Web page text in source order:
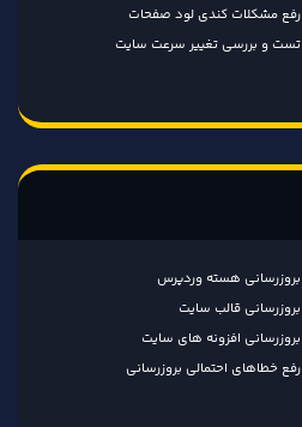
رفع مشکلات کندی لود صفحات
تست و بررسی تغییر سرعت سایت
بروزرسانی هسته وردپرس
بروزرسانی قالب سایت
بروزرسانی افزونه های سایت
رفع خطاهای احتمالی بروزرسانی